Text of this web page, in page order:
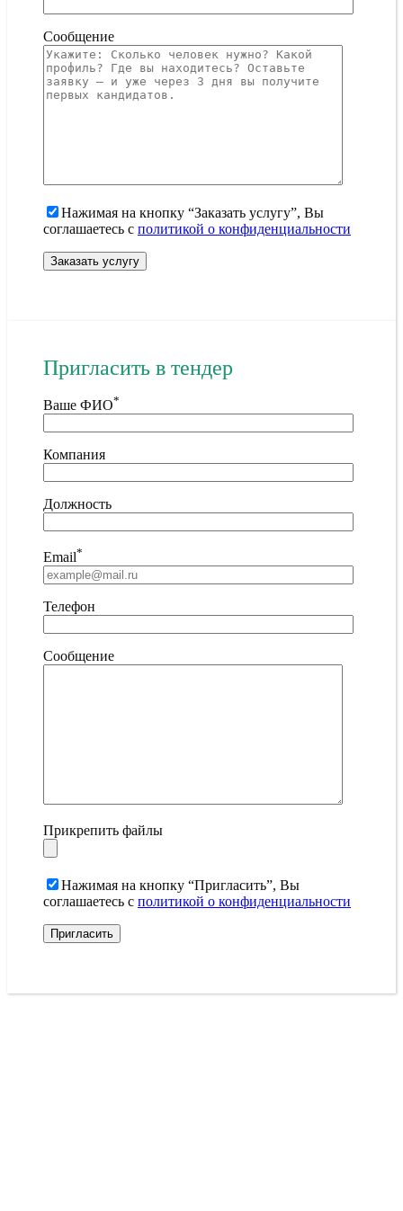
Сообщение
Нажимая на кнопку “Заказать услугу”, Вы
соглашаетесь с политикой о конфиденциальности
Пригласить в тендер
Ваше ФИО*
Компания
Должность
Email*
Телефон
Сообщение
Прикрепить файлы
Нажимая на кнопку “Пригласить”, Вы
соглашаетесь с политикой о конфиденциальности